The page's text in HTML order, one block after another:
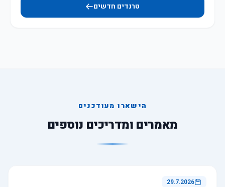
טרנדים חדשים
הישארו מעודכנים
מאמרים ומדריכים נוספים
29.7.2026